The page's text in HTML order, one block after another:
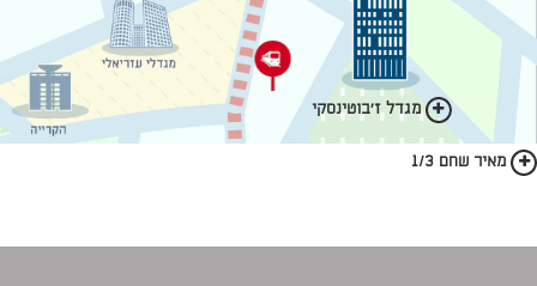
מאיר שחם 1/3
מגדל ז'בוטינסקי